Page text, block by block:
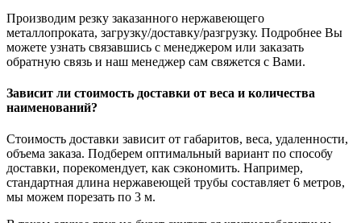
Производим резку заказанного нержавеющего
металлопроката, загрузку/доставку/разгрузку. Подробнее Вы
можете узнать связавшись с менеджером или заказать
обратную связь и наш менеджер сам свяжется с Вами.
Зависит ли стоимость доставки от веса и количества
наименований?
Стоимость доставки зависит от габаритов, веса, удаленности,
объема заказа. Подберем оптимальный вариант по способу
доставки, порекомендует, как сэкономить. Например,
стандартная длина нержавеющей трубы составляет 6 метров,
мы можем порезать по 3 м.